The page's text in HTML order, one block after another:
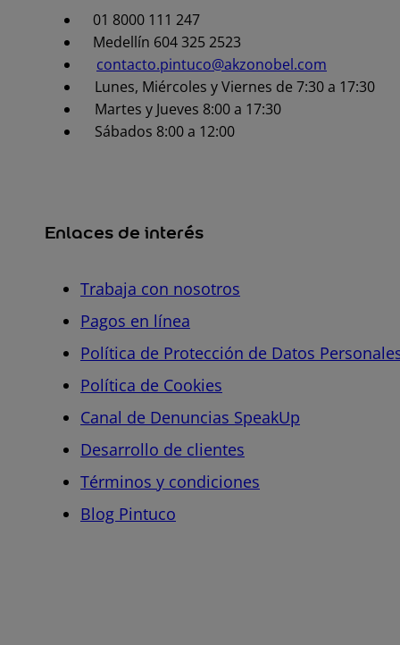
01 8000 111 247
Medellín 604 325 2523
contacto.pintuco@akzonobel.com
Lunes, Miércoles y Viernes de 7:30 a 17:30
Martes y Jueves 8:00 a 17:30
Sábados 8:00 a 12:00
Enlaces de interés
Trabaja con nosotros
Pagos en línea
Política de Protección de Datos
Política de Cookies
Canal de Denuncias SpeakUp
Desarrollo de clientes
Términos y condiciones
Blog Pintuco